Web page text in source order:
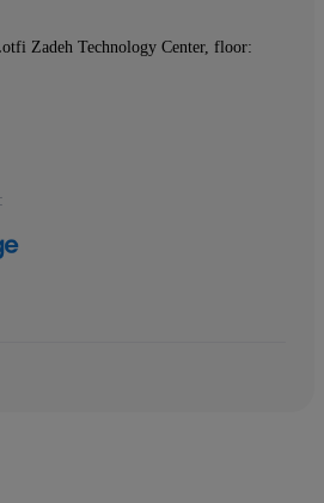
Zadeh Technology Center, floor: